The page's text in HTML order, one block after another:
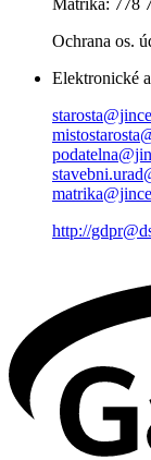
Ochrana os.
Elektronické
http://